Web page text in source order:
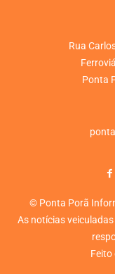
Rua
Ponta
© Ponta Porã
As notícias
Feito